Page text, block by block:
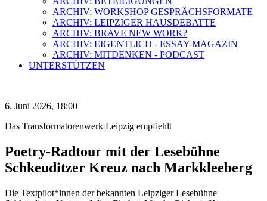
ARCHIV: WORKSHOP GESPRÄCHSFORMATE
ARCHIV: LEIPZIGER HAUSDEBATTE
ARCHIV: BRAVE NEW WORK?
ARCHIV: EIGENTLICH - ESSAY-MAGAZIN
ARCHIV: MITDENKEN - PODCAST
UNTERSTÜTZEN
6. Juni 2026, 18:00
Das Transformatorenwerk Leipzig empfiehlt
Poetry-Radtour mit der Lesebühne
Schkeuditzer Kreuz nach Markkleeberg
Die Textpilot*innen der bekannten Leipziger Lesebühne